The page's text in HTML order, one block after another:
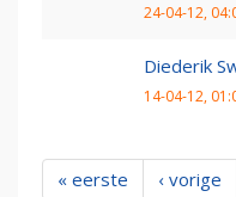
24-04-12,
Diederik
14-04-12,
« eerste ‹ vorige